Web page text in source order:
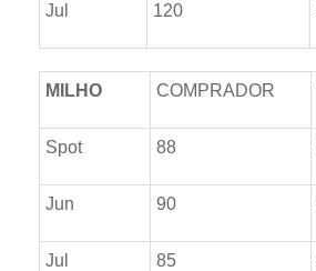
Jul 120
MILHO COMPRADOR
Spot 88
Jun 90
Jul 85